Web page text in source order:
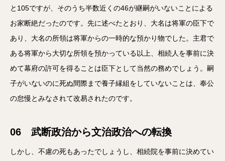
と105ですが、そのうち半数近くの46が継嗣がいないことによる
お家断絶だったのです。先に述べたとおり、大名は将軍の臣下で
あり、大名の所領は将軍からの一時的な預かり物でした。主君で
ある将軍から大切な所領を預かっている以上、相続人を事前に決
めて幕府の許可を得ることは臣下として当然の務めでしょう。嗣
子がいないのに死ぬ間際まで養子縁組をしていないことは、奉公
の怠慢とみなされて改易されたのです。
06 武断政治から文治政治への転換
しかし、不慮の死もあったでしょうし、相続院を事前に決めてい